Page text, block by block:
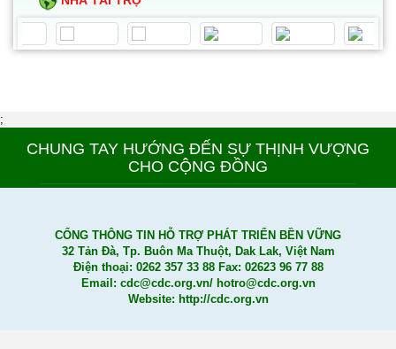
;
CHUNG TAY HƯỚNG ĐẾN SỰ THỊNH VƯỢNG
CHO CỘNG ĐỒNG
CỔNG THÔNG TIN HỖ TRỢ PHÁT TRIỂN BỀN VỮNG
32 Tản Đà, Tp. Buôn Ma Thuột, Dak Lak, Việt Nam
Điện thoại: 0262 357 33 88 Fax: 02623 96 77 88
Email: cdc@cdc.org.vn/ hotro@cdc.org.vn
Website: http://cdc.org.vn